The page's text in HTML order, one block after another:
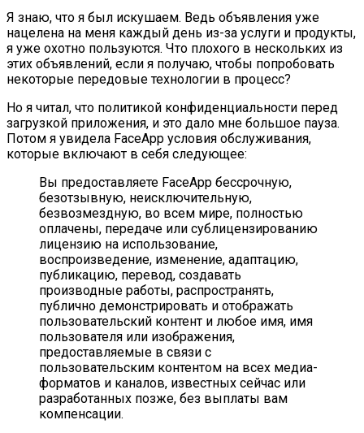
Я знаю, что я был искушаем. Ведь объявления уже
нацелена на меня каждый день из-за услуги и продукты,
я уже охотно пользуются. Что плохого в нескольких из
этих объявлений, если я получаю, чтобы попробовать
некоторые передовые технологии в процесс?
Но я читал, что политикой конфиденциальности перед
загрузкой приложения, и это дало мне большое пауза.
Потом я увидела FaceApp условия обслуживания,
которые включают в себя следующее:
Вы предоставляете FaceApp бессрочную,
безотзывную, неисключительную,
безвозмездную, во всем мире, полностью
оплачены, передаче или сублицензированию
лицензию на использование,
воспроизведение, изменение, адаптацию,
публикацию, перевод, создавать
производные работы, распространять,
публично демонстрировать и отображать
пользовательский контент и любое имя, имя
пользователя или изображения,
предоставляемые в связи с
пользовательским контентом на всех медиа-
форматов и каналов, известных сейчас или
разработанных позже, без выплаты вам
компенсации.